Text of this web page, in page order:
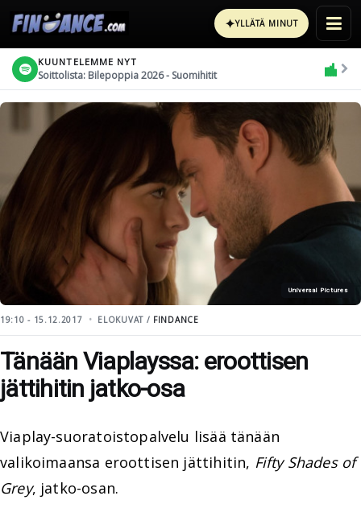
✦YLLÄTÄ MINUT
KUUNTELEMME NYT
Soittolista: Bilepoppia 2026 - Suomihitit
Universal Pictures
19:10 - 15.12.2017 ELOKUVAT / FINDANCE
Tänään Viaplayssa: eroottisen
jättihitin jatko-osa
Viaplay-suoratoistopalvelu lisää tänään
valikoimaansa eroottisen jättihitin, Fifty Shades of
Grey, jatko-osan.